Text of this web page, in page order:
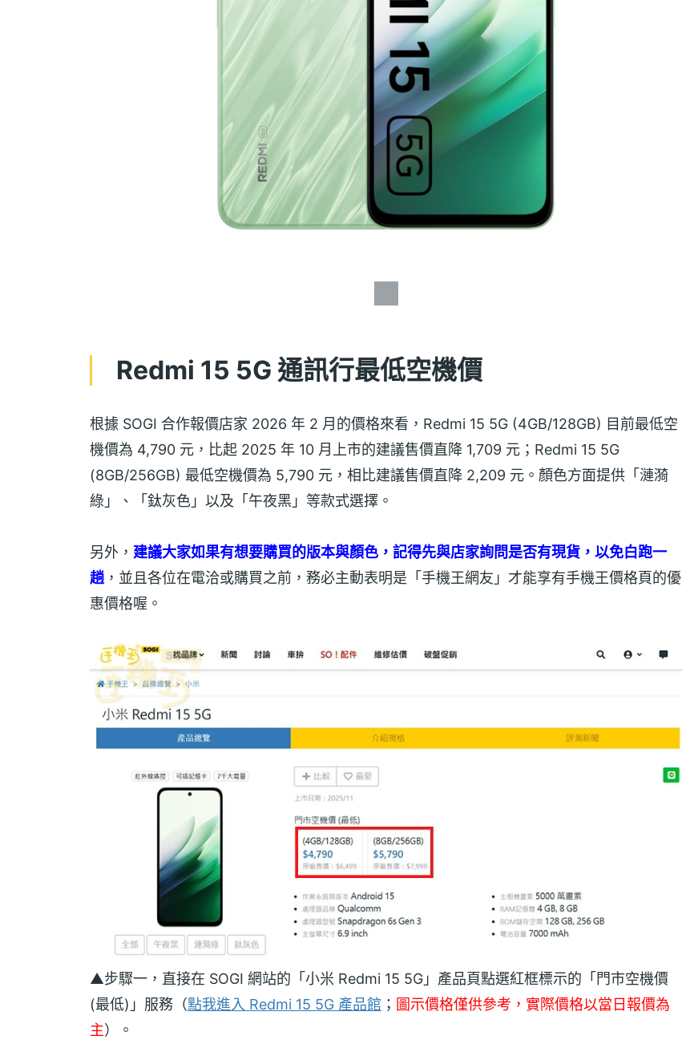
Redmi 15 5G 通訊行最低空機價
根據 SOGI 合作報價店家 2026 年 2 月的價格來看，Redmi 15 5G (4GB/128GB) 目前最低空
機價為 4,790 元，比起 2025 年 10 月上市的建議售價直降 1,709 元；Redmi 15 5G
(8GB/256GB) 最低空機價為 5,790 元，相比建議售價直降 2,209 元。顏色方面提供「漣漪
綠」、「鈦灰色」以及「午夜黑」等款式選擇。
另外， 建議大家如果有想要購買的版本與顏色，記得先與店家詢問是否有現貨，以免白跑一
趟 ，並且各位在電洽或購買之前，務必主動表明是「手機王網友」才能享有手機王價格頁的優
惠價格喔。
▲步驟一，直接在 SOGI 網站的「小米 Redmi 15 5G」產品頁點選紅框標示的「門市空機價
(最低)」服務（點我進入 Redmi 15 5G 產品館 ； 圖示價格僅供參考，實際價格以當日報價為
主）。